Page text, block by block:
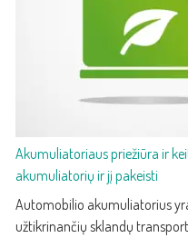
Akumuliatoriaus priežiūra ir
akumuliatorių ir jį pakeisti
Automobilio akumuliatorius
užtikrinančių sklandų